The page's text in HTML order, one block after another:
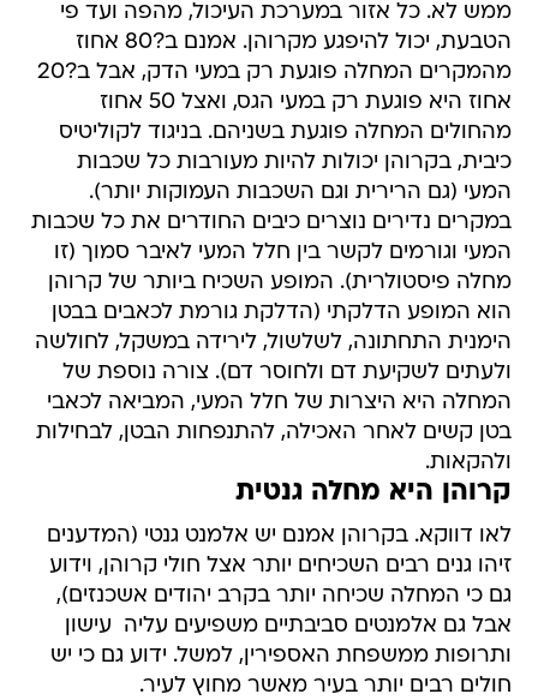
ממש לא. כל אזור במערכת העיכול, מהפה ועד פי
הטבעת, יכול להיפגע מקרוהן. אמנם ב?80 אחוז
מהמקרים המחלה פוגעת רק במעי הדק, אבל ב?20
אחוז היא פוגעת רק במעי הגס, ואצל 50 אחוז
מהחולים המחלה פוגעת בשניהם. בניגוד לקוליטיס
כיבית, בקרוהן יכולות להיות מעורבות כל שכבות
המעי (גם הרירית וגם השכבות העמוקות יותר).
במקרים נדירים נוצרים כיבים החודרים את כל שכבות
המעי וגורמים לקשר בין חלל המעי לאיבר סמוך (זו
מחלה פיסטולרית). המופע השכיח ביותר של קרוהן
הוא המופע הדלקתי (הדלקת גורמת לכאבים בבטן
הימנית התחתונה, לשלשול, לירידה במשקל, לחולשה
ולעתים לשקיעת דם ולחוסר דם). צורה נוספת של
המחלה היא היצרות של חלל המעי, המביאה לכאבי
בטן קשים לאחר האכילה, להתנפחות הבטן, לבחילות
ולהקאות.
קרוהן היא מחלה גנטית
לאו דווקא. בקרוהן אמנם יש אלמנט גנטי (המדענים
זיהו גנים רבים השכיחים יותר אצל חולי קרוהן, וידוע
גם כי המחלה שכיחה יותר בקרב יהודים אשכנזים),
אבל גם אלמנטים סביבתיים משפיעים עליה  עישון
ותרופות ממשפחת האספירין, למשל. ידוע גם כי יש
חולים רבים יותר בעיר מאשר מחוץ לעיר.